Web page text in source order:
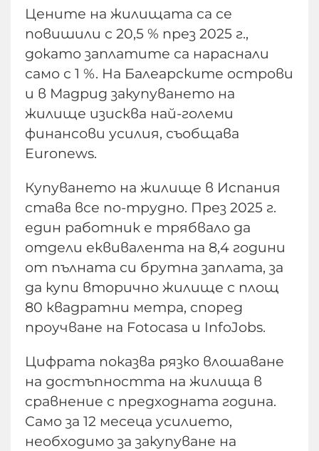
Цените на жилищата са се
повишили с 20,5 % през 2025 г.,
докато заплатите са нараснали
само с 1 %. На Балеарските острови
и в Мадрид закупуването на
жилище изисква най-големи
финансови усилия, съобщава
Euronews.
Купуването на жилище в Испания
става все по-трудно. През 2025 г.
един работник е трябвало да
отдели еквивалента на 8,4 години
от пълната си брутна заплата, за
да купи вторично жилище с площ
80 квадратни метра, според
проучване на Fotocasa и InfoJobs.
Цифрата показва рязко влошаване
на достъпността на жилища в
сравнение с предходната година.
Само за 12 месеца усилието,
необходимо за закупуване на